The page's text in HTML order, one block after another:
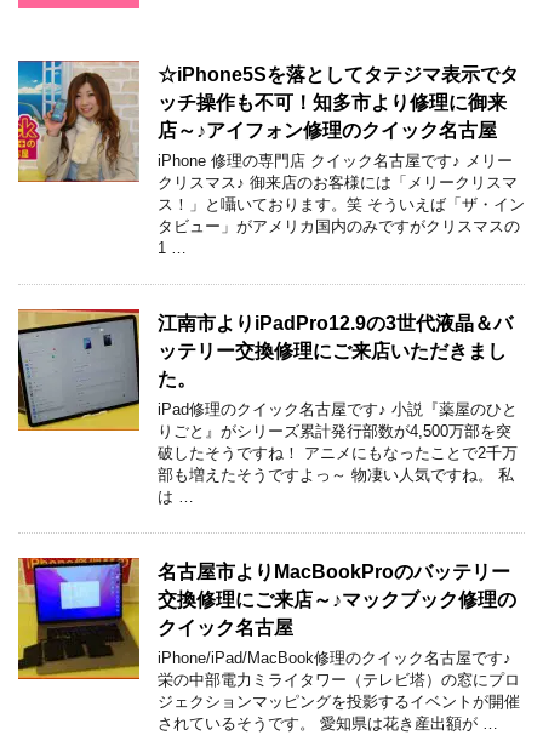
☆iPhone5Sを落としてタテジマ表示でタ
ッチ操作も不可！知多市より修理に御来
店～♪アイフォン修理のクイック名古屋
iPhone 修理の専門店 クイック名古屋です♪ メリー
クリスマス♪ 御来店のお客様には「メリークリスマ
ス！」と囁いております。笑 そういえば「ザ・イン
タビュー」がアメリカ国内のみですがクリスマスの
1 …
江南市よりiPadPro12.9の3世代液晶＆バ
ッテリー交換修理にご来店いただきまし
た。
iPad修理のクイック名古屋です♪ 小説『薬屋のひと
りごと』がシリーズ累計発行部数が4,500万部を突
破したそうですね！ アニメにもなったことで2千万
部も増えたそうですよっ～ 物凄い人気ですね。 私
は …
名古屋市よりMacBookProのバッテリー
交換修理にご来店～♪マックブック修理の
クイック名古屋
iPhone/iPad/MacBook修理のクイック名古屋です♪
栄の中部電力ミライタワー（テレビ塔）の窓にプロ
ジェクションマッピングを投影するイベントが開催
されているそうです。 愛知県は花き産出額が …